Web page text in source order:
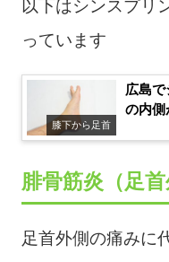
以下はシンスプリ
っています
膝下から足首
広島で
の内側
腓骨筋炎（足首
足首外側の痛みに